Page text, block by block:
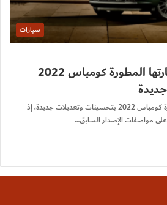
سيارات
شركة جيب تطلق سيارتها المطورة كومباس 2022
شركة جيب تطلق سيارتها المطورة كومباس 2022 بتحسينات وتعديلات جديدة، إذ
مواصفات الإصدار السابق…